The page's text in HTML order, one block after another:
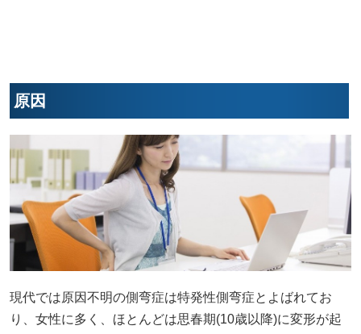
原因
現代では原因不明の側弯症は特発性側弯症とよばれてお
り、女性に多く、ほとんどは思春期(10歳以降)に変形が起